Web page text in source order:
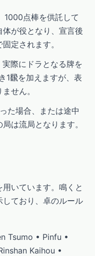
1000点棒を供託して
が役となり、宣言後
定されます。
際にドラとなる牌を
1飜を加えますが、表
せん。
た場合、または途中
は流局となります。
いています。鳴くと
ており、卓のルール
Tsumo • Pinfu •
Kaihou •